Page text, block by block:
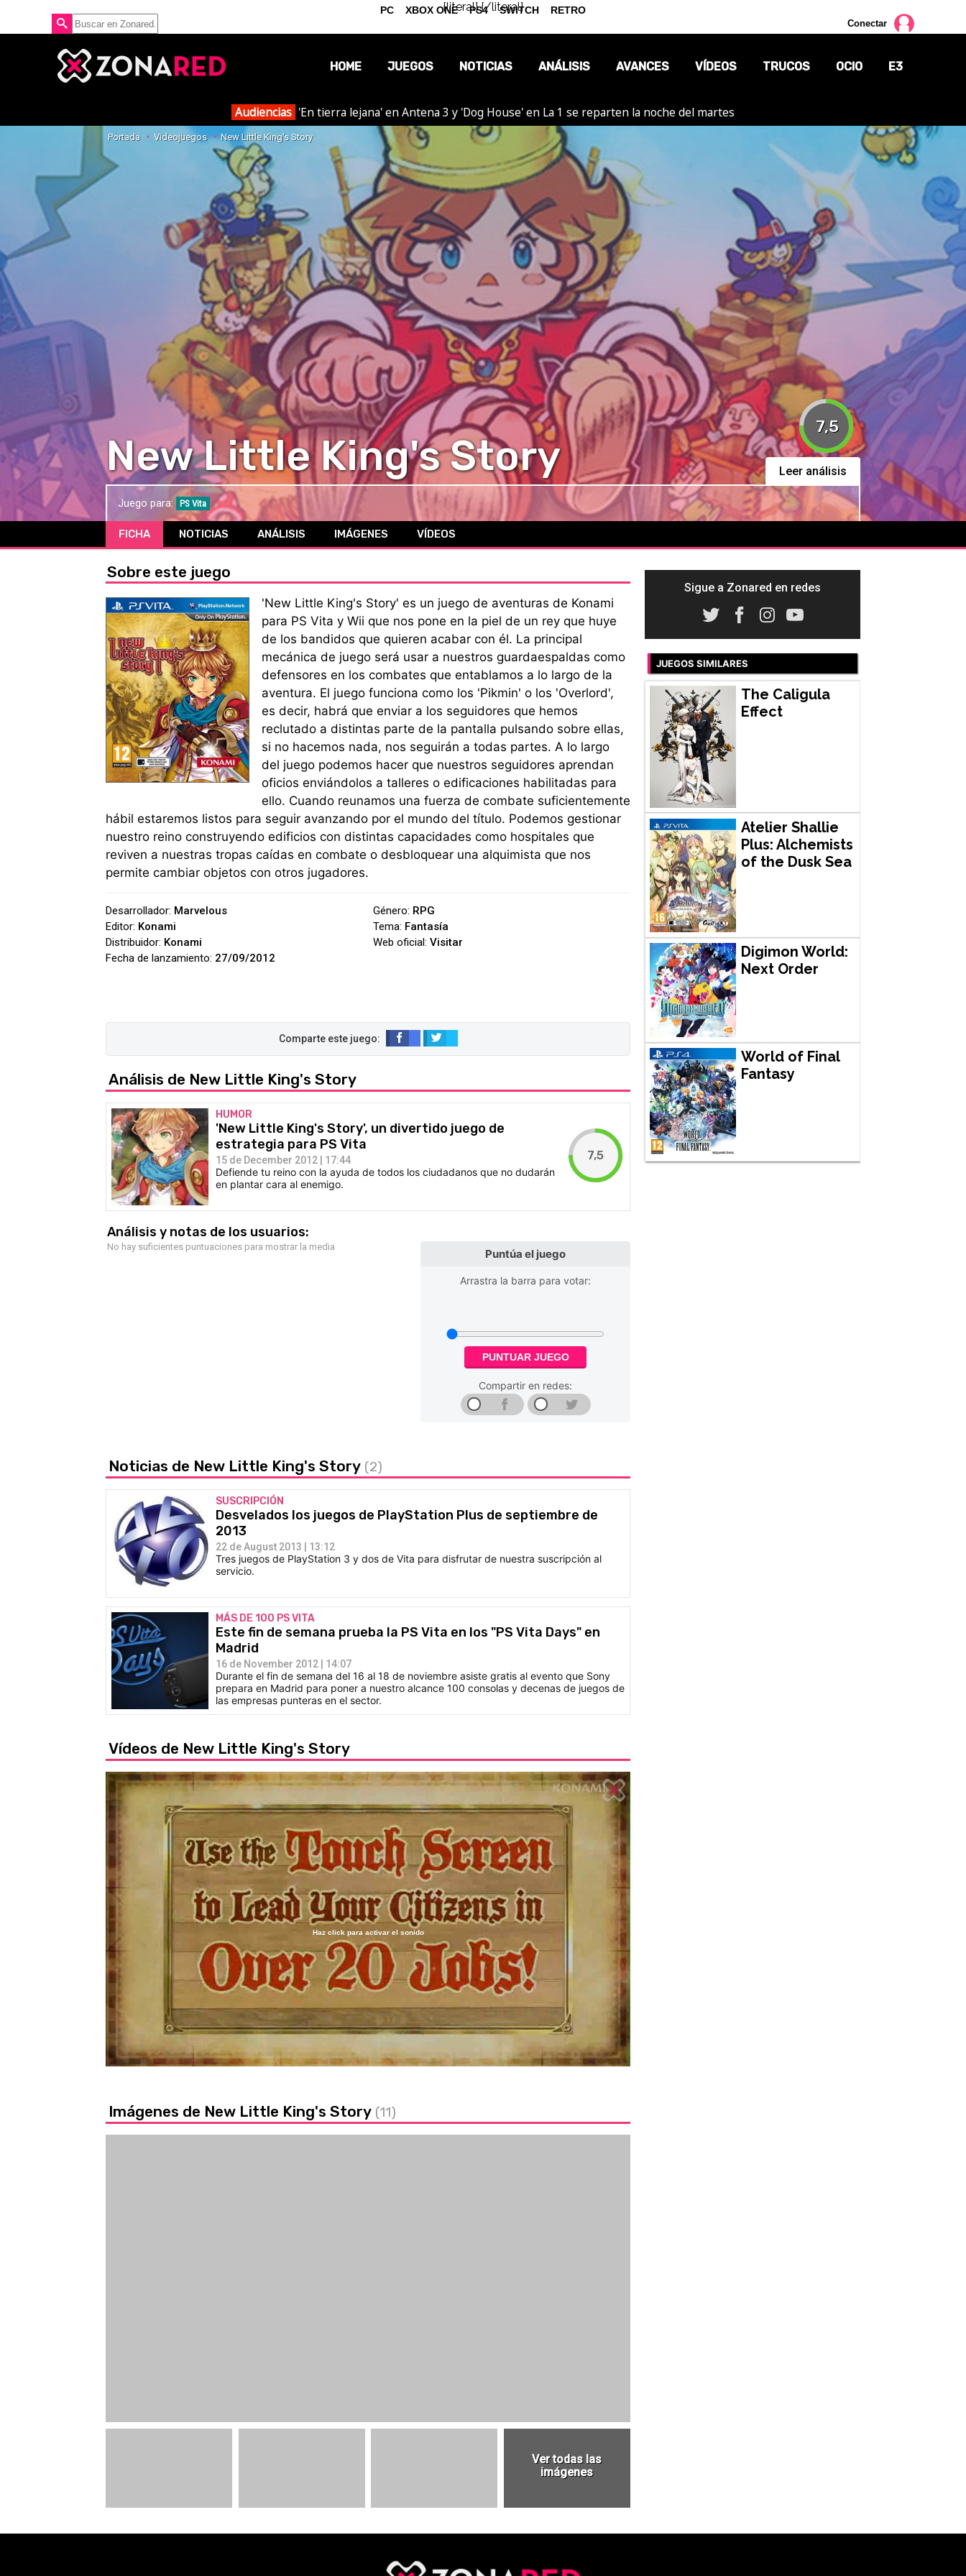
{literal}{/literal}
Conectar
HOME JUEGOS NOTICIAS
OPINIÓN
REPORTAJES
ANÁLISIS AVANCES VÍDEOS TRUCOS OCIO
CÓMICS
MANGA
E3
Audiencias 'En tierra lejana' en Antena 3 y 'Dog House' en La 1 se reparten la noche del martes
Portada Videojuegos New Little King's Story
7,5
New Little King's Story Leer análisis
Juego para: PS Vita
FICHA NOTICIAS ANÁLISIS IMÁGENES VÍDEOS
Sobre este juego
'New Little King's Story' es un juego de aventuras de Konami
para PS Vita y Wii que nos pone en la piel de un rey que huye
de los bandidos que quieren acabar con él. La principal
mecánica de juego será usar a nuestros guardaespaldas como
defensores en los combates que entablamos a lo largo de la
aventura. El juego funciona como los 'Pikmin' o los 'Overlord',
es decir, habrá que enviar a los seguidores que hemos
reclutado a distintas parte de la pantalla pulsando sobre ellas,
si no hacemos nada, nos seguirán a todas partes. A lo largo
del juego podemos hacer que nuestros seguidores aprendan
oficios enviándolos a talleres o edificaciones habilitadas para
ello. Cuando reunamos una fuerza de combate suficientemente
hábil estaremos listos para seguir avanzando por el mundo del título. Podemos gestionar
nuestro reino construyendo edificios con distintas capacidades como hospitales que
reviven a nuestras tropas caídas en combate o desbloquear una alquimista que nos
permite cambiar objetos con otros jugadores.
Desarrollador: Marvelous
Editor: Konami
Distribuidor: Konami
Fecha de lanzamiento: 27/09/2012
Género: RPG
Tema: Fantasía
Web oficial:Visitar
Análisis de New Little King's Story
HUMOR
'New Little King's Story', un divertido juego de
estrategia para PS Vita
15 de December 2012 | 17:44
Defiende tu reino con la ayuda de todos los ciudadanos que no dudarán
en plantar cara al enemigo.
7,5
Análisis y notas de los usuarios:
No hay suficientes puntuaciones para mostrar la media
Puntúa el juego
Arrastra la barra para votar:
PUNTUAR JUEGO
Compartir en redes:
Noticias de New Little King's Story (2)
SUSCRIPCIÓN
Desvelados los juegos de PlayStation Plus de septiembre de
2013
22 de August 2013 | 13:12
Tres juegos de PlayStation 3 y dos de Vita para disfrutar de nuestra suscripción al
servicio.
MÁS DE 100 PS VITA
Este fin de semana prueba la PS Vita en los "PS Vita Days" en
Madrid
16 de November 2012 | 14:07
Durante el fin de semana del 16 al 18 de noviembre asiste gratis al evento que Sony
prepara en Madrid para poner a nuestro alcance 100 consolas y decenas de juegos de
las empresas punteras en el sector.
Vídeos de New Little King's Story
Haz click para activar el sonido
Imágenes de New Little King's Story (11)
Sigue a Zonared en redes
JUEGOS SIMILARES
The Caligula
Effect
Atelier Shallie
Plus: Alchemists
of the Dusk Sea
Digimon World:
Next Order
World of Final
Fantasy
PC XBOX ONE PS4 SWITCH RETRO